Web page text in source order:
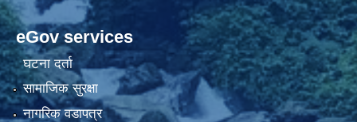
eGov services
घटना दर्ता
सामाजिक सुरक्षा
नागरिक वडापत्र